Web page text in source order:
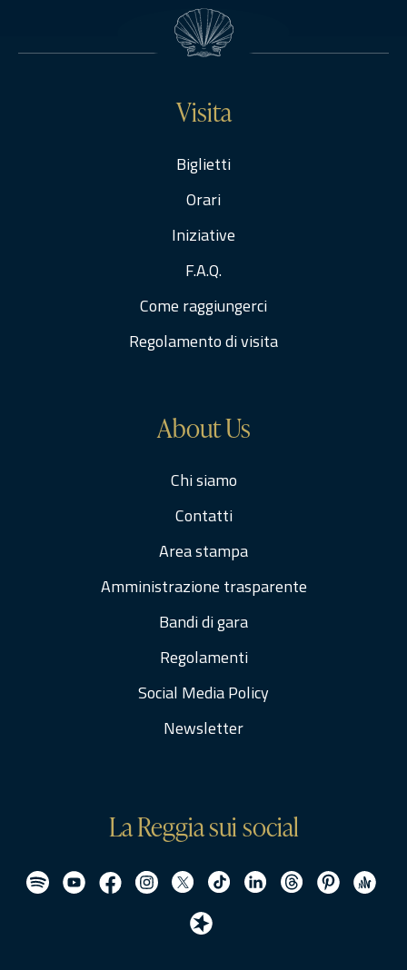
Visita
Biglietti
Orari
Iniziative
F.A.Q.
Come raggiungerci
Regolamento di visita
About Us
Chi siamo
Contatti
Area stampa
Amministrazione trasparente
Bandi di gara
Regolamenti
Social Media Policy
Newsletter
La Reggia sui social